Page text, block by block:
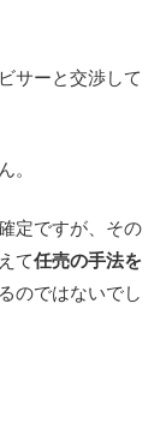
サーと交渉して
。
定ですが、その
て任売の手法を
のではないでし